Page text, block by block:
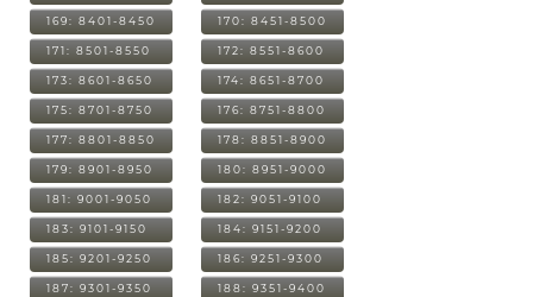
169: 8401-8450 170: 8451-8500
171: 8501-8550 172: 8551-8600
173: 8601-8650 174: 8651-8700
175: 8701-8750 176: 8751-8800
177: 8801-8850 178: 8851-8900
179: 8901-8950 180: 8951-9000
181: 9001-9050 182: 9051-9100
183: 9101-9150 184: 9151-9200
185: 9201-9250 186: 9251-9300
187: 9301-9350 188: 9351-9400